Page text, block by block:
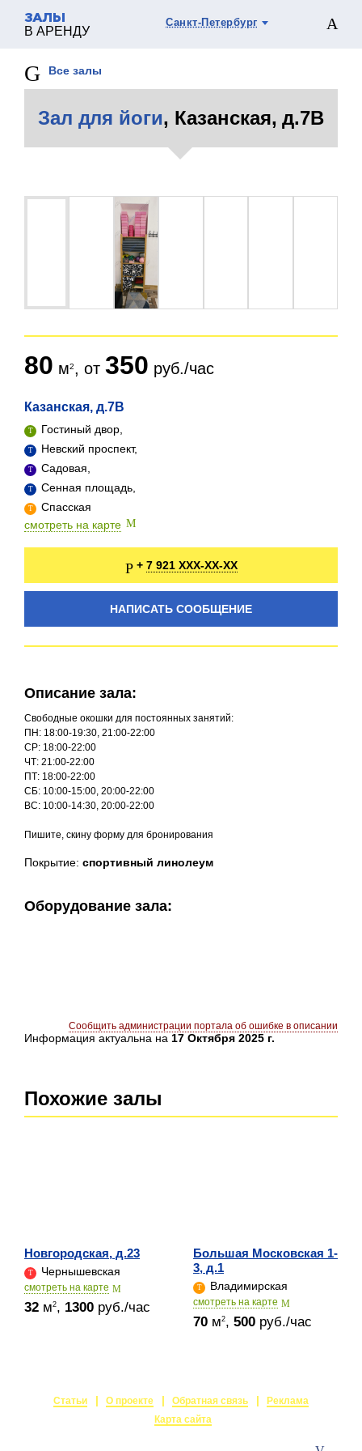
ЗАЛЫ
В АРЕНДУ
Санкт-Петербург
Все залы
Зал для йоги, Казанская, д.7В
Казанская, д.7В
Гостиный двор,
Невский проспект,
Садовая,
Сенная площадь,
Спасская
смотреть на карте
80 м , от 350 руб./час
+ 7 921 XXX-XX-XX
НАПИСАТЬ СООБЩЕНИЕ
Описание зала:
Свободные окошки для постоянных занятий:
ПН: 18:00-19:30, 21:00-22:00
СР: 18:00-22:00
ЧТ: 21:00-22:00
ПТ: 18:00-22:00
СБ: 10:00-15:00, 20:00-22:00
ВС: 10:00-14:30, 20:00-22:00
Пишите, скину форму для бронирования
Покрытие: спортивный линолеум
Оборудование зала:
Сообщить администрации портала об ошибке в описании
Информация актуальна на 17 Октября 2025 г.
Похожие залы
Новгородская, д.23
Чернышевская
cмотреть на карте
32 м2, 1300 руб./час
Большая Московская 1-
3, д.1
Владимирская
cмотреть на карте
70 м2, 500 руб./час
Статьи О проекте Обратная связь
Реклама
Карта сайта